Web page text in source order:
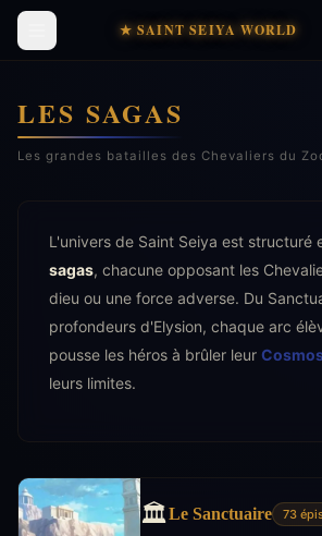
★ SAINT SEIYA WORLD
LES SAGAS
Les grandes batailles des Chevaliers du
L'univers de Saint Seiya est structuré
sagas, chacune opposant les
dieu ou une force adverse. Du
profondeurs d'Elysion, chaque arc
pousse les héros à brûler leur
leurs limites.
🏛️Le Sanctuaire 73